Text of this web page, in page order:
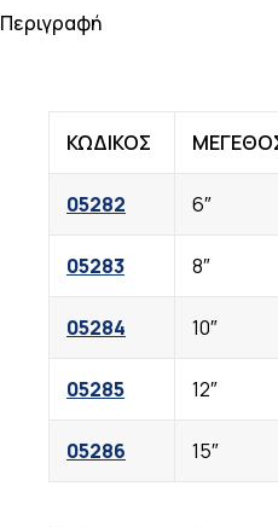
Περιγραφή
ΚΩΔΙΚΟΣ
05282 6″
05283 8″
05284 10″
05285 12″
05286 15″